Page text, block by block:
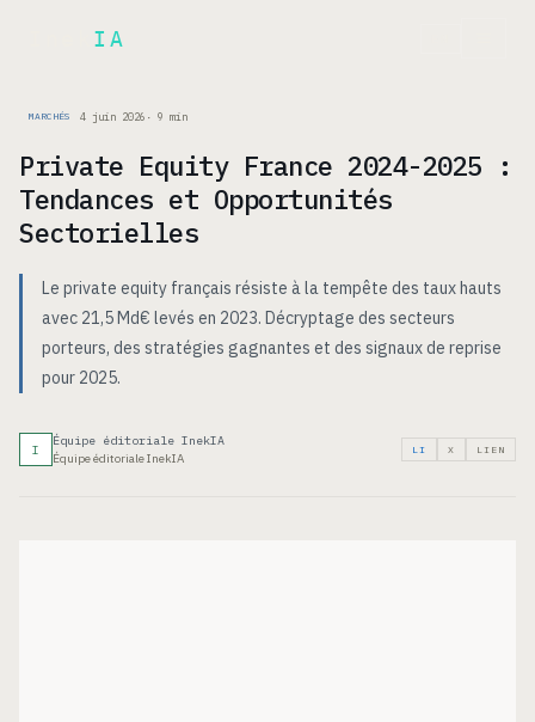
IA
MARCHÉS 4 juin 2026 · 9 min
Private Equity France 2024-2025 :
Tendances et Opportunités
Sectorielles
Le private equity français résiste à la tempête des taux hauts
avec 21,5 Md€ levés en 2023. Décryptage des secteurs
porteurs, des stratégies gagnantes et des signaux de reprise
pour 2025.
I
Équipe éditoriale InekIA
Équipe éditoriale InekIA
LI X LIEN